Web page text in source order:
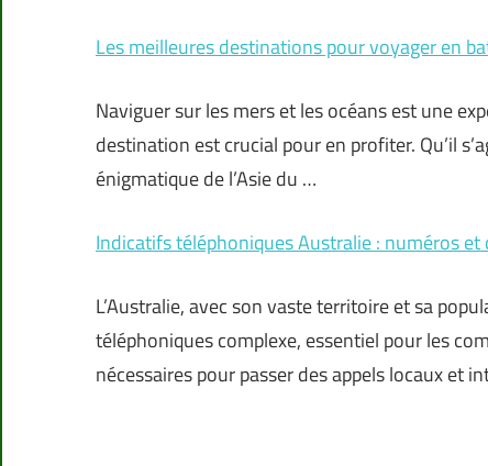
Les meilleures destinations pour voyager en
Naviguer sur les mers et les océans est une
destination est crucial pour en profiter. Qu’il
énigmatique de l’Asie du …
Indicatifs téléphoniques Australie : numéros et
L’Australie, avec son vaste territoire et sa
téléphoniques complexe, essentiel pour les
nécessaires pour passer des appels locaux et